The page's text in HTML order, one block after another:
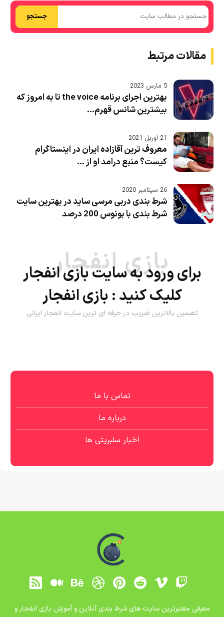
جستجو
مقالات مرتبط
5 مارس 2023
بهترین اجرای برنامه the voice تا به امروز که
بیشترین شانس قهرم...
21 آوریل 2021
معروف ترین آقازاده ایران در اینستاگرام
کیست؟ منبع درامد او از ...
26 سپتامبر 2020
شرط بندی دربی مرسی ساید در بهترین سایت
شرط بندی با بونوس 200 درصد
بازی انفجار
برای ورود به سایت بازی انفجار
کلیک کنید : بازی انفجار
تضمین بالاترین ضریب در حرفه ای ترین سایت انفجار ایرانی
تماس با ما
درباره ما
اخبار سلبریتی ها
معرفی معتبرترین سایت های شرط بندی آنلاین و آموزش بازی انفجار و